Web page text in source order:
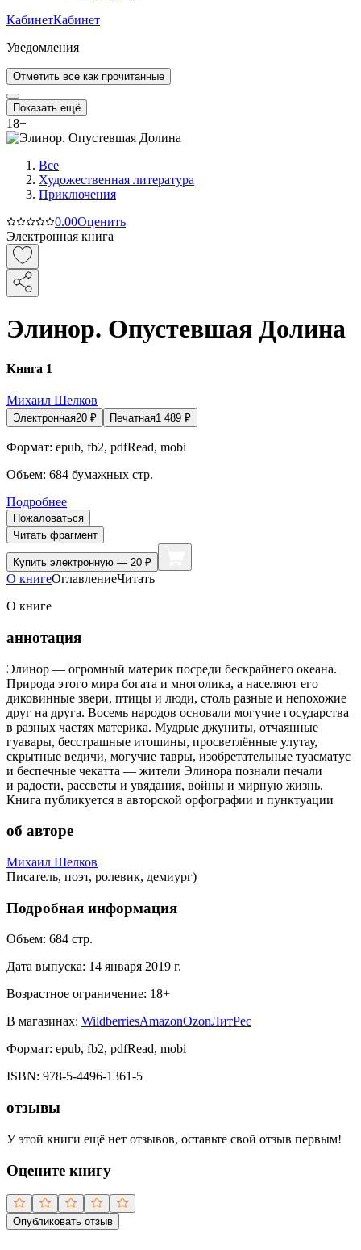
КабинетКабинет
Уведомления
Отметить все как прочитанные
Показать ещё
18+
Все
Художественная литература
Приключения
0.00Оценить
Электронная книга
Элинор. Опустевшая Долина
Книга 1
Михаил Шелков
Электронная20 ₽ Печатная1 489 ₽
Формат: epub, fb2, pdfRead, mobi
Объем: 684 бумажных стр.
Подробнее
Пожаловаться
Читать фрагмент
Купить электронную — 20 ₽
О книгеОглавлениеЧитать
О книге
аннотация
Элинор — огромный материк посреди бескрайнего океана.
Природа этого мира богата и многолика, а населяют его
диковинные звери, птицы и люди, столь разные и непохожие
друг на друга. Восемь народов основали могучие государства
в разных частях материка. Мудрые джуниты, отчаянные
гуавары, бесстрашные итошины, просветлённые улутау,
скрытные ведичи, могучие тавры, изобретательные туасматус
и беспечные чекатта — жители Элинора познали печали
и радости, рассветы и увядания, войны и мирную жизнь.
Книга публикуется в авторской орфографии и пунктуации
об авторе
Михаил Шелков
Писатель, поэт, ролевик, демиург)
Подробная информация
Объем: 684 стр.
Дата выпуска: 14 января 2019 г.
Возрастное ограничение: 18+
В магазинах: WildberriesAmazonOzonЛитРес
Формат: epub, fb2, pdfRead, mobi
ISBN: 978-5-4496-1361-5
отзывы
У этой книги ещё нет отзывов, оставьте свой отзыв первым!
Оцените книгу
Опубликовать отзыв